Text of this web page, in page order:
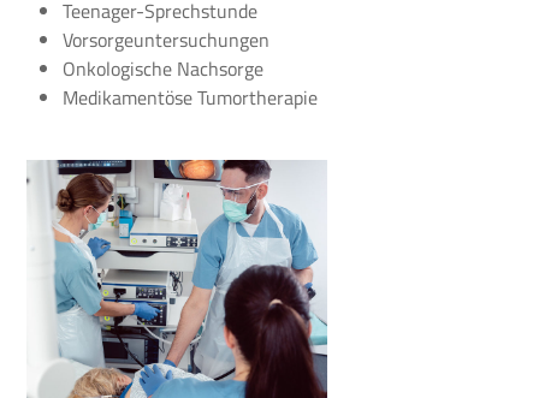
Teenager-Sprechstunde
Vorsorgeuntersuchungen
Onkologische Nachsorge
Medikamentöse Tumortherapie